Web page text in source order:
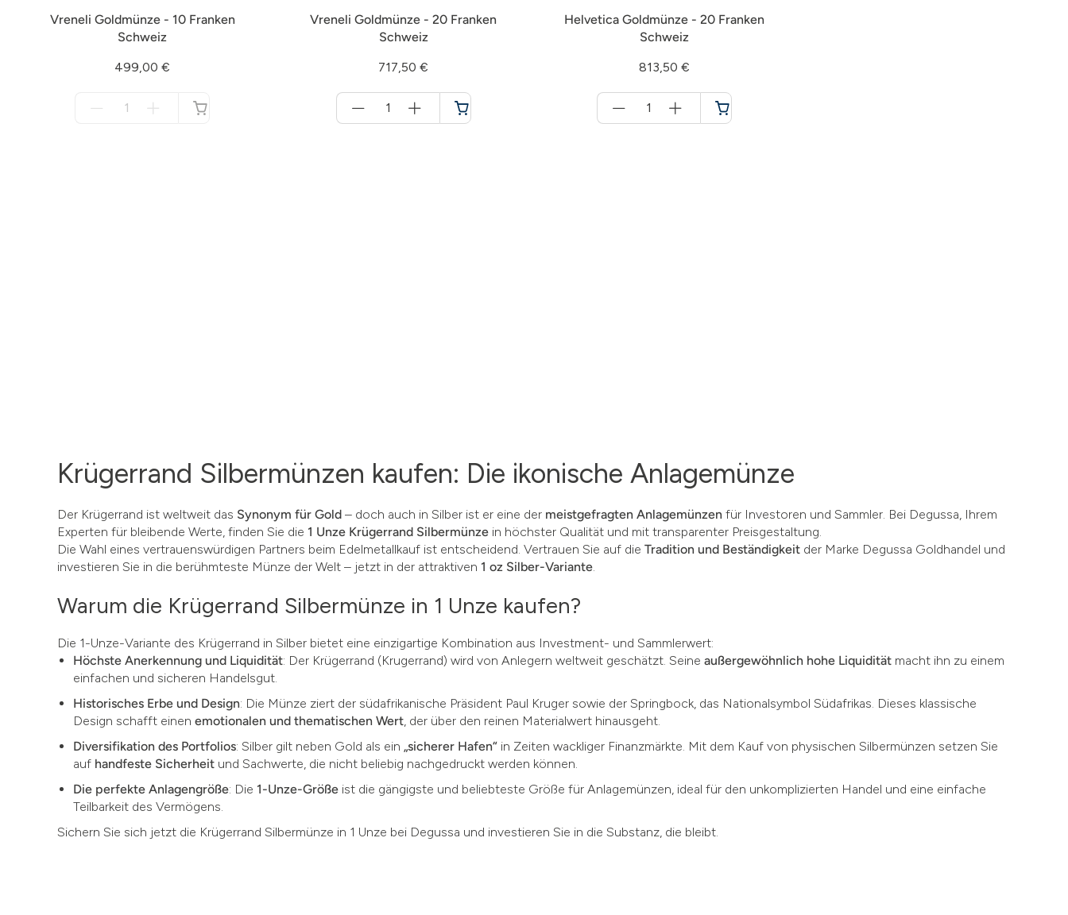
Vreneli Goldmünze - 10 Franken
Schweiz
499,00 €
Vreneli Goldmünze - 20 Franken
Schweiz
717,50 €
Helvetica Goldmünze - 20 Franken
Schweiz
813,50 €
Krügerrand Silbermünzen kaufen: Die ikonische Anlagemünze
Der Krügerrand ist weltweit das Synonym für Gold – doch auch in Silber ist er eine der meistgefragten Anlagemünzen für Investoren und Sammler. Bei Degussa, Ihrem
Experten für bleibende Werte, finden Sie die 1 Unze Krügerrand Silbermünze in höchster Qualität und mit transparenter Preisgestaltung.
Die Wahl eines vertrauenswürdigen Partners beim Edelmetallkauf ist entscheidend. Vertrauen Sie auf die Tradition und Beständigkeit der Marke Degussa Goldhandel und
investieren Sie in die berühmteste Münze der Welt – jetzt in der attraktiven 1 oz Silber-Variante
Warum die Krügerrand Silbermünze in 1 Unze kaufen?
Die 1-Unze-Variante des Krügerrand in Silber bietet eine einzigartige Kombination aus Investment- und Sammlerwert:
Höchste Anerkennung und Liquidität: Der Krügerrand (Krugerrand) wird von Anlegern weltweit geschätzt. Seine außergewöhnlich hohe Liquidität macht ihn zu einem
einfachen und sicheren Handelsgut.
Historisches Erbe und Design: Die Münze ziert der südafrikanische Präsident Paul Kruger sowie der Springbock, das Nationalsymbol Südafrikas. Dieses klassische
Design schafft einen emotionalen und thematischen Wert , der über den reinen Materialwert hinausgeht.
Diversifikation des Portfolios: Silber gilt neben Gold als ein „sicherer Hafen“ in Zeiten wackliger Finanzmärkte. Mit dem Kauf von physischen Silbermünzen setzen Sie
auf handfeste Sicherheit und Sachwerte, die nicht beliebig nachgedruckt werden können.
Die perfekte Anlagengröße: Die 1-Unze-Größe ist die gängigste und beliebteste Größe für Anlagemünzen, ideal für den unkomplizierten Handel und eine einfache
Teilbarkeit des Vermögens.
Sichern Sie sich jetzt die Krügerrand Silbermünze in 1 Unze bei Degussa und investieren Sie in die Substanz, die bleibt.